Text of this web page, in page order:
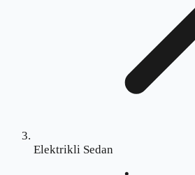
Elektrikli Sedan